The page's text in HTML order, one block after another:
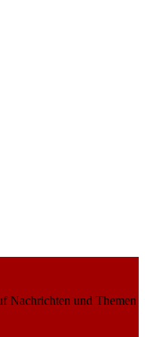
Nachrichten und Themen